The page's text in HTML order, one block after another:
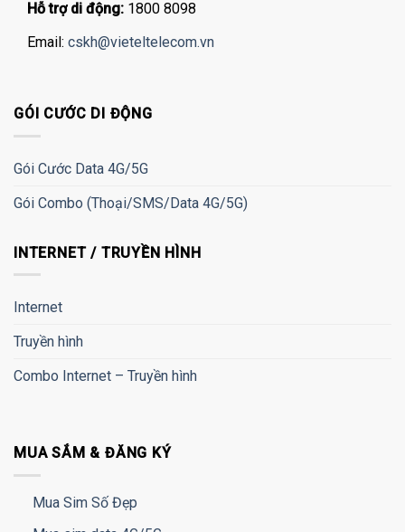
Hỗ trợ di động: 1800 8098
Email: cskh@vieteltelecom.vn
GÓI CƯỚC DI ĐỘNG
Gói Cước Data 4G/5G
Gói Combo (Thoại/SMS/Data 4G/5G)
INTERNET / TRUYỀN HÌNH
Internet
Truyền hình
Combo Internet – Truyền hình
MUA SẮM & ĐĂNG KÝ
Mua Sim Số Đẹp